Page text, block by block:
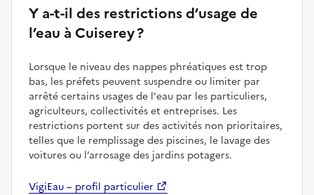
Y a-t-il des restrictions d’usage de
l’eau à Cuiserey ?
Lorsque le niveau des nappes phréatiques est trop
bas, les préfets peuvent suspendre ou limiter par
arrêté certains usages de l'eau par les particuliers,
agriculteurs, collectivités et entreprises. Les
restrictions portent sur des activités non prioritaires,
telles que le remplissage des piscines, le lavage des
voitures ou l’arrosage des jardins potagers.
VigiEau – profil particulier